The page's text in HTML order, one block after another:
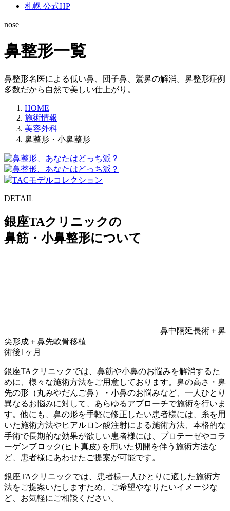
札幌 公式HP
nose
鼻整形一覧
鼻整形名医による低い鼻、団子鼻、鷲鼻の解消。鼻整形症例
多数だから自然で美しい仕上がり。
HOME
施術情報
美容外科
鼻整形・小鼻整形
DETAIL
銀座TAクリニックの
鼻筋・小鼻整形について
鼻中隔延長術＋鼻
尖形成＋鼻先軟骨移植
術後1ヶ月
銀座TAクリニックでは、 鼻筋や小鼻のお悩みを解消するた
めに、様々な施術方法をご用意しております。 鼻の高さ・鼻
先の形（丸みやだんご鼻）・小鼻のお悩みなど、一人ひとり
異なるお悩みに対して、あらゆるアプローチで施術を行いま
す。他にも、 鼻の形を手軽に修正したい患者様には、糸を用
いた施術方法やヒアルロン酸注射による施術方法、 本格的な
手術で長期的な効果が欲しい患者様には、プロテーゼやコラ
ーゲンブロック(ヒト真皮) を用いた切開を伴う施術方法な
ど、患者様にあわせたご提案が可能です。
銀座TAクリニックでは、 患者様一人ひとりに適した施術方
法をご提案いたしますため、ご希望やなりたいイメージな
ど、お気軽にご相談ください。